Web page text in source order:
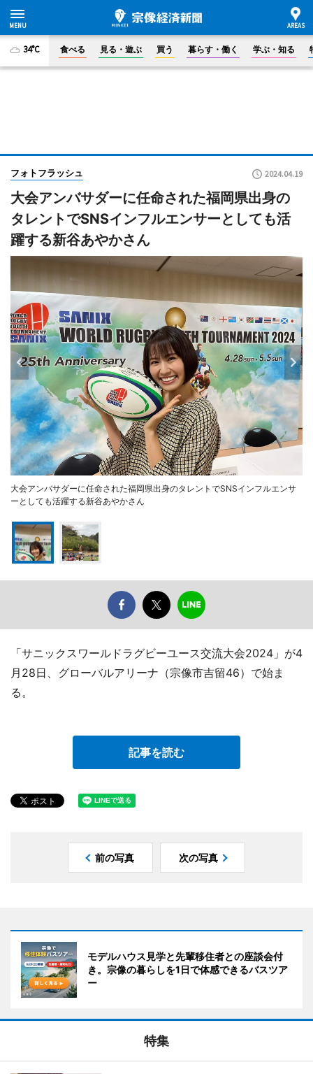
34°C 食べる 見る・遊ぶ 買う 暮らす・働く 学ぶ・知る
フォトフラッシュ 2024.04.19
大会アンバサダーに任命された福岡県出身の
タレントでSNSインフルエンサーとしても活
躍する新谷あやかさん
大会アンバサダーに任命された福岡県出身のタレントでSNSインフルエンサ
ーとしても活躍する新谷あやかさん
「サニックスワールドラグビーユース交流大会2024」が4
月28日、グローバルアリーナ（宗像市吉留46）で始ま
る。
記事を読む
前の写真 次の写真
モデルハウス見学と先輩移住者との座談会付
き。宗像の暮らしを1日で体感できるバスツア
ー
特集